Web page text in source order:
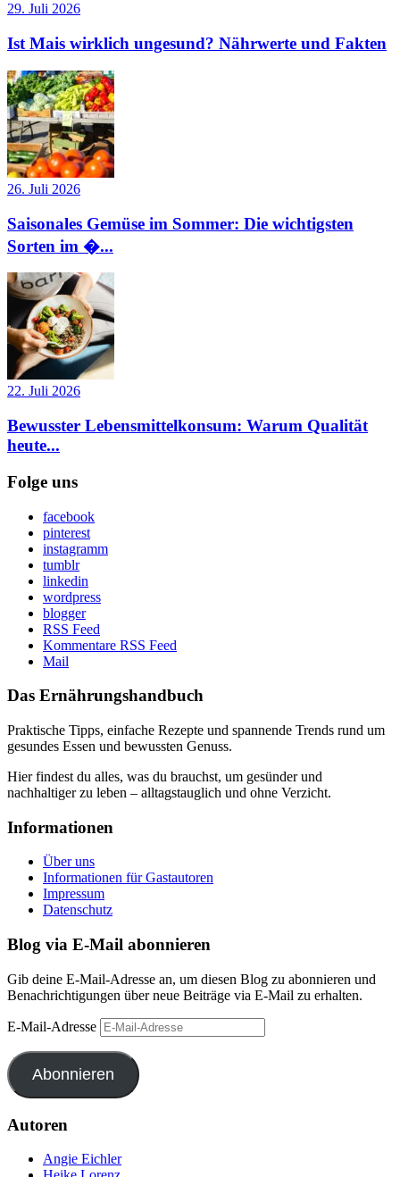
29. Juli 2026
Ist Mais wirklich ungesund? Nährwerte und Fakten
26. Juli 2026
Saisonales Gemüse im Sommer: Die wichtigsten
Sorten im �...
22. Juli 2026
Bewusster Lebensmittelkonsum: Warum Qualität
heute...
Folge uns
facebook
pinterest
instagramm
tumblr
linkedin
wordpress
blogger
RSS Feed
Kommentare RSS Feed
Mail
Das Ernährungshandbuch
Praktische Tipps, einfache Rezepte und spannende Trends rund um
gesundes Essen und bewussten Genuss.
Hier findest du alles, was du brauchst, um gesünder und
nachhaltiger zu leben – alltagstauglich und ohne Verzicht.
Informationen
Über uns
Informationen für Gastautoren
Impressum
Datenschutz
Blog via E-Mail abonnieren
Gib deine E-Mail-Adresse an, um diesen Blog zu abonnieren und
Benachrichtigungen über neue Beiträge via E-Mail zu erhalten.
E-Mail-Adresse
Abonnieren
Autoren
Angie Eichler